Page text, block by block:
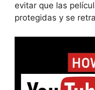
evitar que las
protegidas y se